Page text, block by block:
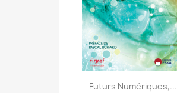
Futurs Numériques,...